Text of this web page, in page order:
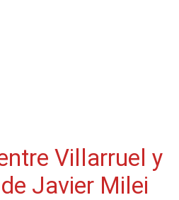
Villarruel y
Javier Milei